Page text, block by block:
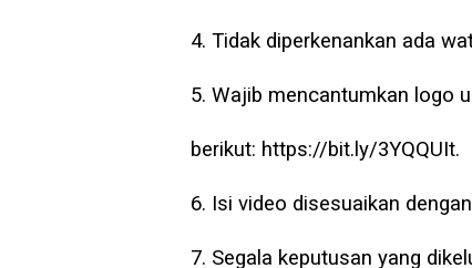
4. Tidak diperkenankan ada
5. Wajib mencantumkan logo
berikut: https://bit.ly/3YQQUIt.
6. Isi video disesuaikan
7. Segala keputusan yang